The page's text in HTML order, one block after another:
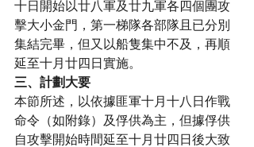
十日開始以廿八軍及廿九軍各四個團攻
擊大小金門，第一梯隊各部隊且已分別
集結完畢，但又以船隻集中不及，再順
延至十月廿四日實施。
三、計劃大要
本節所述，以依據匪軍十月十八日作戰
命令（如附錄）及俘供為主，但據俘供
自攻擊開始時間延至十月廿四日後大致